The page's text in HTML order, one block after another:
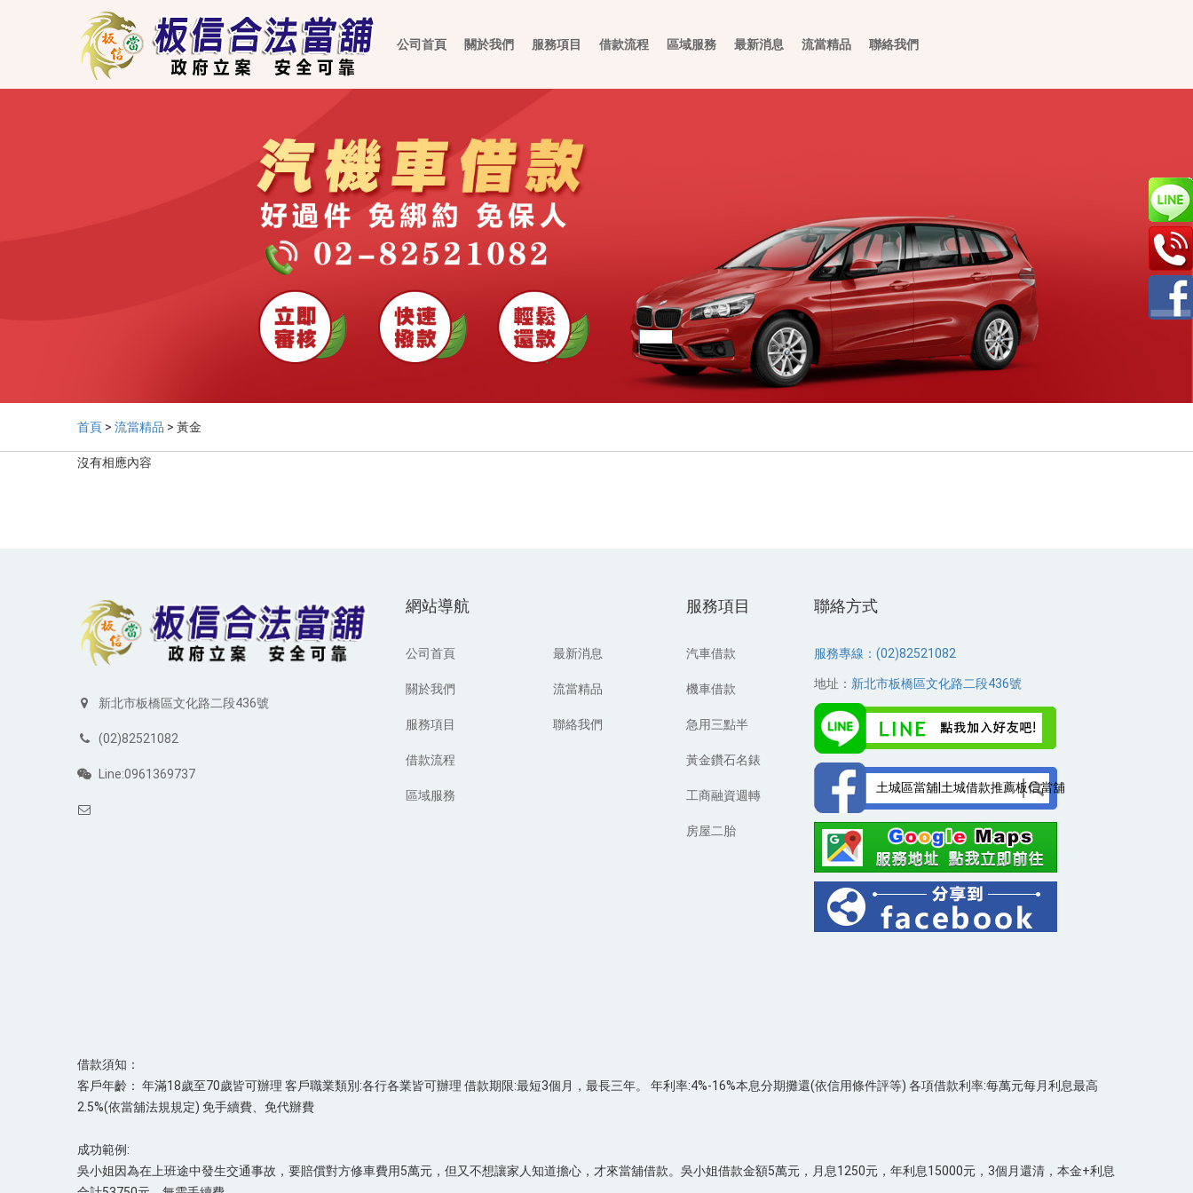
公司首頁 關於我們 服務項目 借款流程 區域服務 最新消息 流當精品 聯絡我們
首頁 > 流當精品 > 黃金
沒有相應內容
新北市板橋區文化路二段436號
(02)82521082
Line:0961369737
網站導航
公司首頁
關於我們
服務項目
借款流程
區域服務
最新消息
流當精品
聯絡我們
服務項目
汽車借款
機車借款
急用三點半
黃金鑽石名錶
工商融資週轉
房屋二胎
聯絡方式
服務專線：(02)82521082
地址： 新北市板橋區文化路二段436號
土城區當舖|土城借款推薦板信當舖
借款須知：
客戶年齡： 年滿18歲至70歲皆可辦理 客戶職業類別:各行各業皆可辦理 借款期限:最短3個月，最長三年。 年利率:4%-16%本息分期攤還(依信用條件評等) 各項借款利率:每萬元每月利息最高
2.5%(依當舖法規規定) 免手續費、免代辦費
成功範例:
吳小姐因為在上班途中發生交通事故，要賠償對方修車費用5萬元，但又不想讓家人知道擔心，才來當舖借款。吳小姐借款金額5萬元，月息1250元，年利息15000元，3個月還清，本金+利息